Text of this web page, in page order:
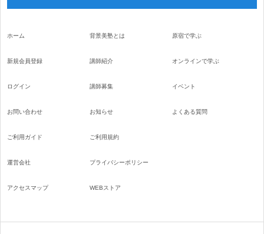
ホーム
新規会員登録
ログイン
お問い合わせ
背景美塾とは
講師紹介
講師募集
お知らせ
原宿で学ぶ
オンラインで学ぶ
イベント
よくある質問
ご利用ガイド
運営会社
アクセスマップ
ご利用規約
プライバシーポリシー
WEBストア